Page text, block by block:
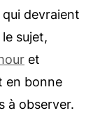
devraient
sujet,
et
en bonne
à observer.